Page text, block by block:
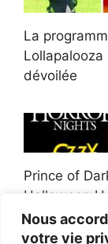
Nous
votre vie
La
dévoilée
Prince of
Halloween